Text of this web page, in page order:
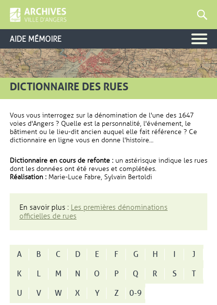
AIDE MÉMOIRE
DICTIONNAIRE DES RUES
Vous vous interrogez sur la dénomination de l'une des 1647
voies d'Angers ? Quelle est la personnalité, l'événement, le
bâtiment ou le lieu-dit ancien auquel elle fait référence ? Ce
dictionnaire en ligne vous en donne l'histoire...
Dictionnaire en cours de refonte : un astérisque indique les rues
dont les données ont été revues et complétées.
Réalisation : Marie-Luce Fabre, Sylvain Bertoldi
En savoir plus : Les premières dénominations
officielles de rues
A B C D E F G H I
J
K
L M N O P Q R S
T
U
V W X Y Z 0-9